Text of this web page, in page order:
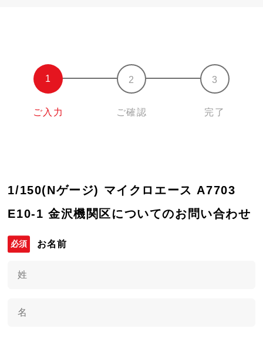
ご入力 ご確認 完了
1/150(Nゲージ) マイクロエース A7703
E10-1 金沢機関区についてのお問い合わせ
お名前